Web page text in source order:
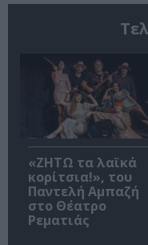
«ΖΗΤΩ τα λαϊκά
κορίτσια!», του
Παντελή Αμπαζή
στο Θέατρο
Ρεματιάς